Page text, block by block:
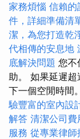
家務煩惱 信賴的
件，詳細準備清
潔，為您打造乾
代相傳的安息地
底解決問題 您不
助。 如果延遲
下一個空閒時間。
驗豐富的室內設
解答 清潔公司費
服務 從專業律師